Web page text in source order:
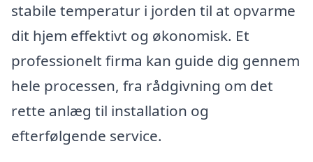
stabile temperatur i jorden til at opvarme
dit hjem effektivt og økonomisk. Et
professionelt firma kan guide dig gennem
hele processen, fra rådgivning om det
rette anlæg til installation og
efterfølgende service.